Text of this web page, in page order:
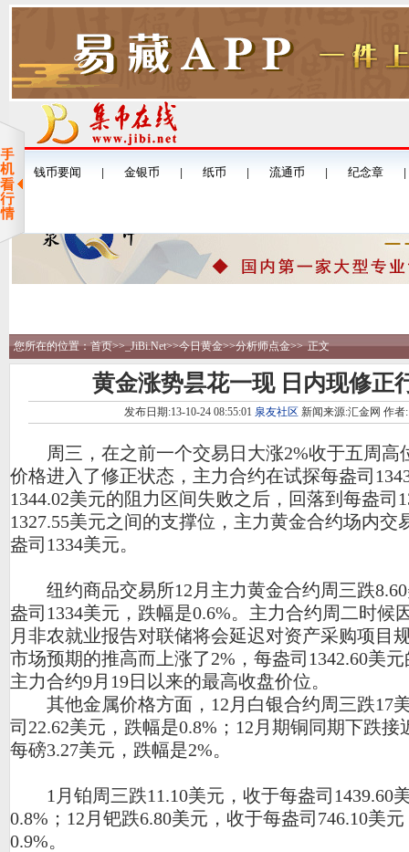
您所在的位置：首页>>_JiBi.Net>>今日黄金>>分析师点金>> 正文
黄金涨势昙花一现 日内现修正
发布日期:13-10-24 08:55:01 泉友社区 新闻来源:汇金网 作者:
周三，在之前一个交易日大涨2%收于五周高
价格进入了修正状态，主力合约在试探每盎司
1344.02美元的阻力区间失败之后，回落到每盎司
1327.55美元之间的支撑位，主力黄金合约场内交
盎司1334美元。
纽约商品交易所12月主力黄金合约周三跌8.60
盎司1334美元，跌幅是0.6%。主力合约周二时候
月非农就业报告对联储将会延迟对资产采购项目
市场预期的推高而上涨了2%，每盎司1342.60美
主力合约9月19日以来的最高收盘价位。
其他金属价格方面，12月白银合约周三跌17
司22.62美元，跌幅是0.8%；12月期铜同期下跌接
每磅3.27美元，跌幅是2%。
1月铂周三跌11.10美元，收于每盎司1439.60
0.8%；12月钯跌6.80美元，收于每盎司746.10美
0.9%。